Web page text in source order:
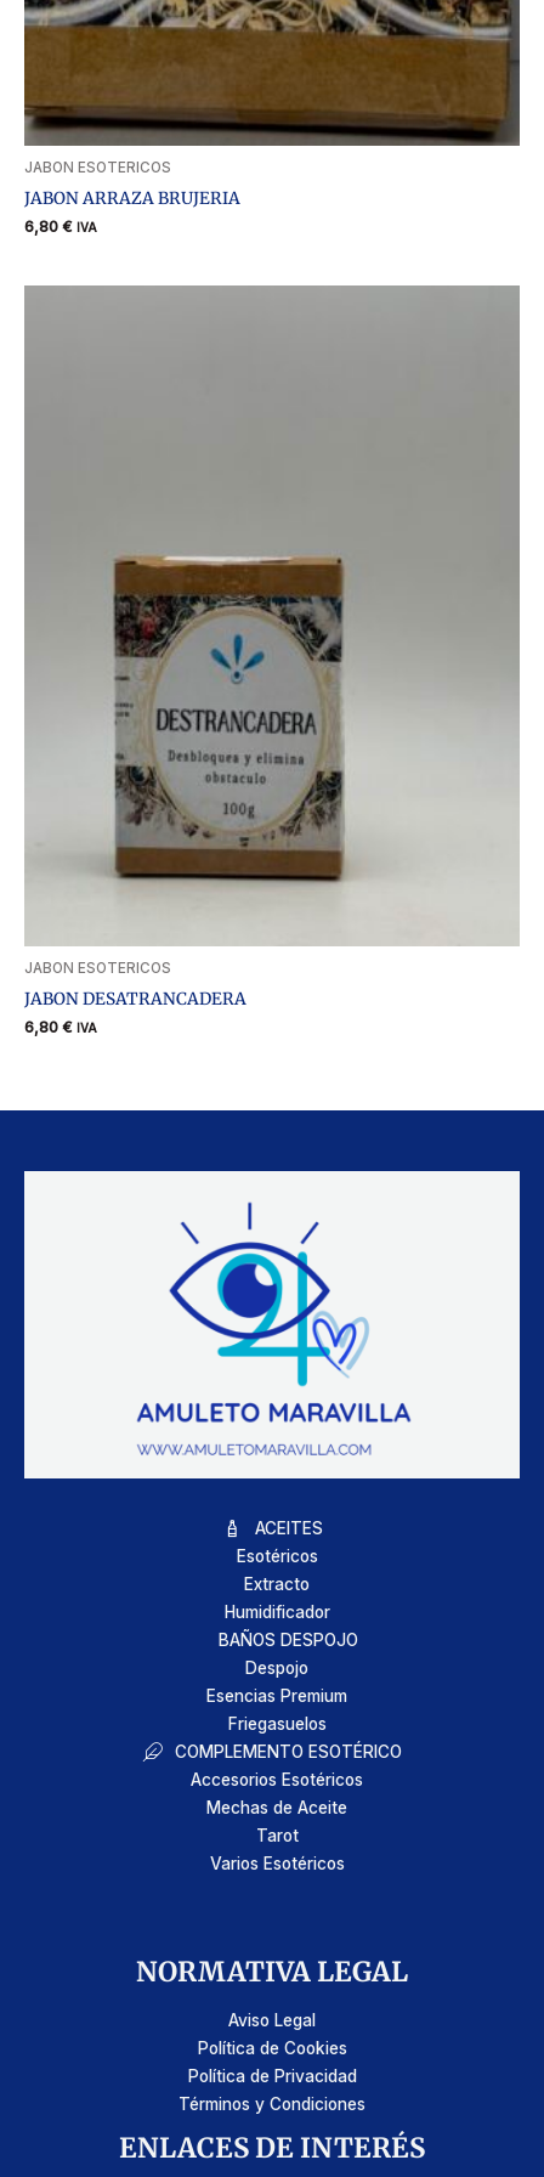
JABON ESOTERICOS
JABON ARRAZA BRUJERIA
6,80 € IVA
JABON ESOTERICOS
JABON DESATRANCADERA
6,80 € IVA
ACEITES
Esotéricos
Extracto
Humidificador
BAÑOS DESPOJO
Despojo
Esencias Premium
Friegasuelos
COMPLEMENTO ESOTÉRICO
Accesorios Esotéricos
Mechas de Aceite
Tarot
Varios Esotéricos
NORMATIVA LEGAL
Aviso Legal
Política de Cookies
Política de Privacidad
Términos y Condiciones
ENLACES DE INTERÉS